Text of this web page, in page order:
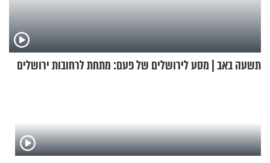
תשעה באב | מסע לירושלים של פעם: מתחת לרחובות ירושלים